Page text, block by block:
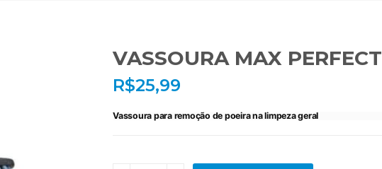
VASSOURA MAX PERFECT
R$25,99
Vassoura para remoção de poeira na limpeza geral